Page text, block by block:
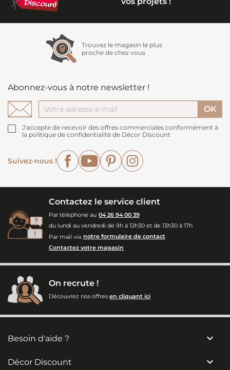
Trouvez le magasin le plus
proche de chez vous
Abonnez-vous à notre newsletter !
J'accepte de recevoir des offres commerciales conformément à
la politique de confidentialité de Décor Discount
Suivez-nous !
FacebookYouTubePinterest
Contactez le service client
Par téléphone au 04 26 94 00 39
du lundi au vendredi de 9h à 12h30 et de 13h30 à 17h
Par mail via notre formulaire de contact
Contactez votre magasin
On recrute !
Découvrez nos offres en cliquant ici
Besoin d'aide ? 
Décor Discount 